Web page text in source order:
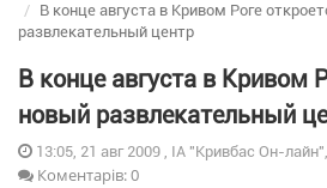
В конце августа в Кривом Роге
развлекательный центр
В конце августа в Кривом
новый развлекательный
13:05, 21 авг 2009 , ІА "Кривбас Он-
Коментарів: 0